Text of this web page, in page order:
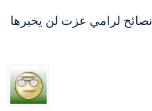
7 نصائح لرامي عزت لن يخبرها